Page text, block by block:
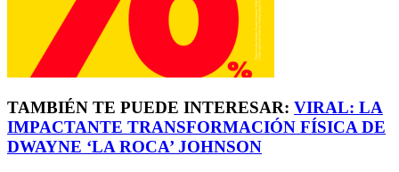
TAMBIÉN TE PUEDE INTERESAR: VIRAL: LA
IMPACTANTE TRANSFORMACIÓN FÍSICA DE
DWAYNE ‘LA ROCA’ JOHNSON